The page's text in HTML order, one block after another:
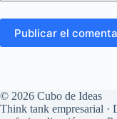
Publicar el
© 2026 Cubo de Ideas
Think tank empresarial ·